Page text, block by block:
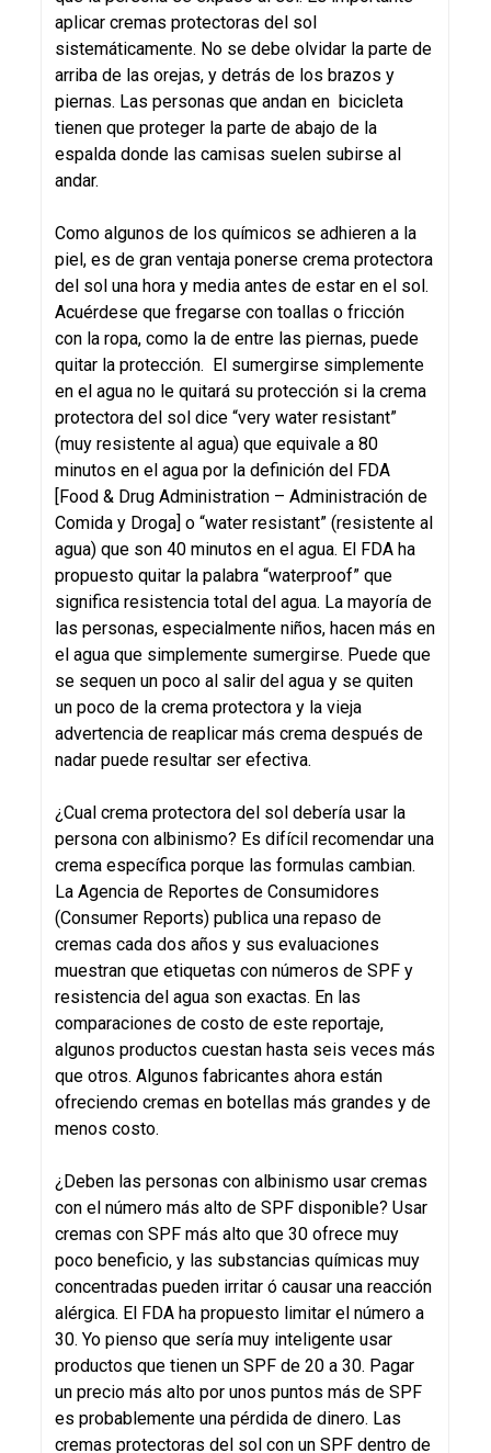
aplicar cremas protectoras del sol
sistemáticamente. No se debe olvidar la parte de
arriba de las orejas, y detrás de los brazos y
piernas. Las personas que andan en bicicleta
tienen que proteger la parte de abajo de la
espalda donde las camisas suelen subirse al
andar.
Como algunos de los químicos se adhieren a la
piel, es de gran ventaja ponerse crema protectora
del sol una hora y media antes de estar en el sol.
Acuérdese que fregarse con toallas o fricción
con la ropa, como la de entre las piernas, puede
quitar la protección. El sumergirse simplemente
en el agua no le quitará su protección si la crema
protectora del sol dice “very water resistant”
(muy resistente al agua) que equivale a 80
minutos en el agua por la definición del FDA
[Food & Drug Administration – Administración de
Comida y Droga] o “water resistant” (resistente al
agua) que son 40 minutos en el agua. El FDA ha
propuesto quitar la palabra “waterproof” que
significa resistencia total del agua. La mayoría de
las personas, especialmente niños, hacen más en
el agua que simplemente sumergirse. Puede que
se sequen un poco al salir del agua y se quiten
un poco de la crema protectora y la vieja
advertencia de reaplicar más crema después de
nadar puede resultar ser efectiva.
¿Cual crema protectora del sol debería usar la
persona con albinismo? Es difícil recomendar una
crema específica porque las formulas cambian.
La Agencia de Reportes de Consumidores
(Consumer Reports) publica una repaso de
cremas cada dos años y sus evaluaciones
muestran que etiquetas con números de SPF y
resistencia del agua son exactas. En las
comparaciones de costo de este reportaje,
algunos productos cuestan hasta seis veces más
que otros. Algunos fabricantes ahora están
ofreciendo cremas en botellas más grandes y de
menos costo.
¿Deben las personas con albinismo usar cremas
con el número más alto de SPF disponible? Usar
cremas con SPF más alto que 30 ofrece muy
poco beneficio, y las substancias químicas muy
concentradas pueden irritar ó causar una reacción
alérgica. El FDA ha propuesto limitar el número a
30. Yo pienso que sería muy inteligente usar
productos que tienen un SPF de 20 a 30. Pagar
un precio más alto por unos puntos más de SPF
es probablemente una pérdida de dinero. Las
cremas protectoras del sol con un SPF dentro de